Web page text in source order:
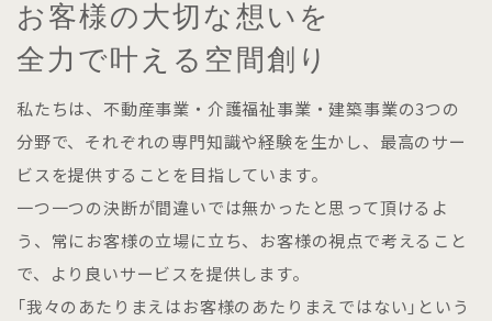
お客様の大切な想いを
全力で叶える空間創り
私たちは、不動産事業・介護福祉事業・建築事業の3つの
分野で、それぞれの専門知識や経験を生かし、最高のサー
ビスを提供することを目指しています。
一つ一つの決断が間違いでは無かったと思って頂けるよ
う、常にお客様の立場に立ち、お客様の視点で考えること
で、より良いサービスを提供します。
「我々のあたりまえはお客様のあたりまえではない」という